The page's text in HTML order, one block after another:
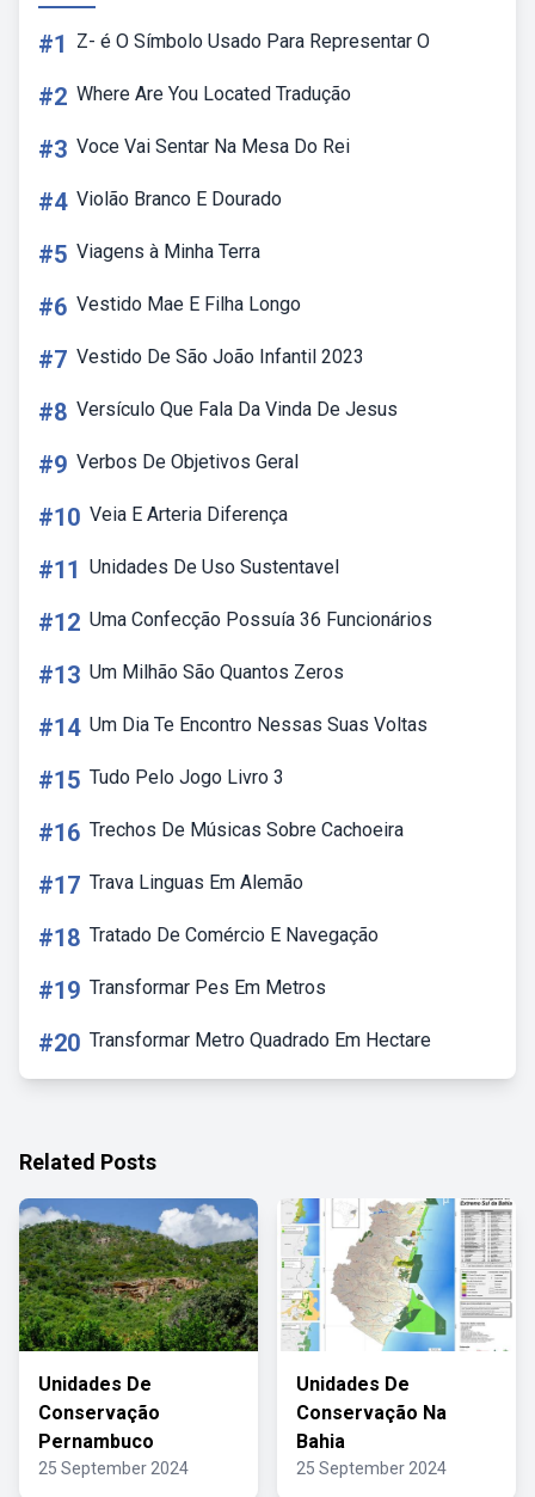
#1 Z- é O Símbolo Usado Para Representar O
#2 Where Are You Located Tradução
#3 Voce Vai Sentar Na Mesa Do Rei
#4 Violão Branco E Dourado
#5 Viagens à Minha Terra
#6 Vestido Mae E Filha Longo
#7 Vestido De São João Infantil 2023
#8 Versículo Que Fala Da Vinda De Jesus
#9 Verbos De Objetivos Geral
#10 Veia E Arteria Diferença
#11 Unidades De Uso Sustentavel
#12 Uma Confecção Possuía 36 Funcionários
#13 Um Milhão São Quantos Zeros
#14 Um Dia Te Encontro Nessas Suas Voltas
#15 Tudo Pelo Jogo Livro 3
#16 Trechos De Músicas Sobre Cachoeira
#17 Trava Linguas Em Alemão
#18 Tratado De Comércio E Navegação
#19 Transformar Pes Em Metros
#20 Transformar Metro Quadrado Em Hectare
Related Posts
Unidades De
Conservação
Pernambuco
25 September 2024
Unidades De
Conservação Na
Bahia
25 September 2024